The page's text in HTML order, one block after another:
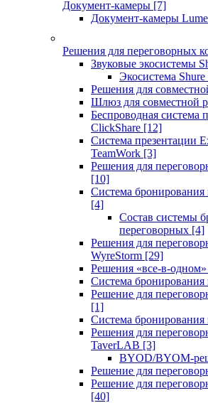
Документ-камеры [7]
Документ-камеры
Решения для переговорных
Звуковые экосистемы
Экосистема Shure
Решения для
Шлюз для совместной
Беспроводная система
ClickShare [12]
Система презентации
TeamWork [3]
Решения для
[10]
Система
[4]
Состав системы
переговорных [4]
Решения для
WyreStorm [29]
Решения «все-в-
Система
Решение для
[1]
Система
Решения для
TaverLAB [3]
BYOD/BYOM-
Решение для
Решение для
[40]